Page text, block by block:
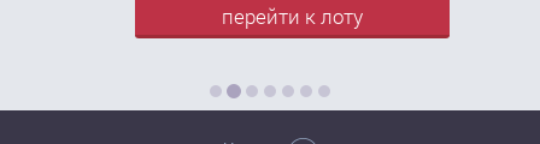
перейти к лоту